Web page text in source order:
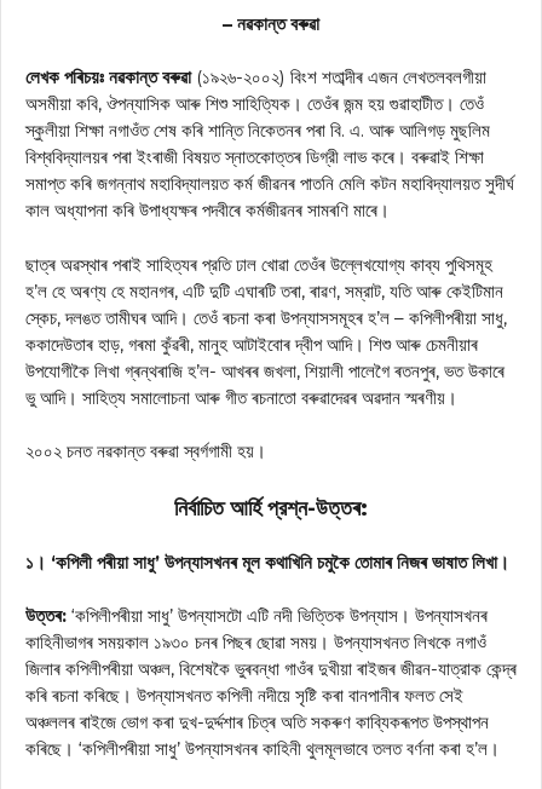
– নৱকান্ত বৰুৱা
লেখক পৰিচয়ঃ নৱকান্ত বৰুৱা(১৯২৬-২০০২) বিংশ শতাব্দীৰ এজন লেখতলবলগীয়া
অসমীয়া কবি, ঔপন্যাসিক আৰু শিশু সাহিত্যিক। তেওঁৰ জন্ম হয় গুৱাহাটীত। তেওঁ
স্কুলীয়া শিক্ষা নগাওঁত শেষ কৰি শান্তি নিকেতনৰ পৰা বি. এ. আৰু আলিগড় মুছলিম
বিশ্ববিদ্যালয়ৰ পৰা ইংৰাজী বিষয়ত স্নাতকোত্তৰ ডিগ্রী লাভ কৰে। বৰুৱাই শিক্ষা
সমাপ্ত কৰি জগন্নাথ মহাবিদ্যালয়ত কর্ম জীৱনৰ পাতনি মেলি কটন মহাবিদ্যালয়ত সুদীর্ঘ
কাল অধ্যাপনা কৰি উপাধ্যক্ষৰ পদবীৰে কৰ্মজীৱনৰ সামৰণি মাৰে।
ছাত্ৰ অৱস্থাৰ পৰাই সাহিত্যৰ প্রতি ঢাল খোৱা তেওঁৰ উল্লেখযোগ্য কাব্য পুথিসমূহ
হ’ল হে অৰণ্য হে মহানগৰ, এটি দুটি এঘাৰটি তৰা, ৰাৱণ, সম্রাট, যতি আৰু কেইটিমান
স্কেচ, দলঙত তামীঘৰ আদি। তেওঁ ৰচনা কৰা উপন্যাসসমূহৰ হ’ল – কপিলীপৰীয়া সাধু,
ককাদেউতাৰ হাড়, গৰমা কুঁৱৰী, মানুহ আটাইবোৰ দ্বীপ আদি। শিশু আৰু চেমনীয়াৰ
উপযোগীকৈ লিখা গ্ৰন্থৰাজি হ’ল- আখৰৰ জখলা, শিয়ালী পালেগৈ ৰতনপুৰ, ভত উকাৰে
ভু আদি। সাহিত্য সমালোচনা আৰু গীত ৰচনাতো বৰুৱাদেৱৰ অৱদান স্মৰণীয়।
২০০২ চনত নৱকান্ত বৰুৱা স্বর্গগামী হয়।
নির্বাচিত আর্হি প্রশ্ন-উত্তৰ:
১। ‘কপিলী পৰীয়া সাধু’ উপন্যাসখনৰ মূল কথাখিনি চমুকৈ তোমাৰ নিজৰ ভাষাত লিখা।
উত্তৰ: ‘কপিলীপৰীয়া সাধু’ উপন্যাসটো এটি নদী ভিত্তিক উপন্যাস। উপন্যাসখনৰ
কাহিনীভাগৰ সময়কাল ১৯৩০ চনৰ পিছৰ ছোৱা সময়। উপন্যাসখনত লিখকে নগাওঁ
জিলাৰ কপিলীপৰীয়া অঞ্চল, বিশেষকৈ ভুৰবন্ধা গাওঁৰ দুখীয়া ৰাইজৰ জীৱন-যাত্রাক কেন্দ্ৰ
কৰি ৰচনা কৰিছে। উপন্যাসখনত কপিলী নদীয়ে সৃষ্টি কৰা বানপানীৰ ফলত সেই
অঞ্চললৰ ৰাইজে ভোগ কৰা দুখ-দুৰ্দ্দশাৰ চিত্ৰ অতি সকৰুণ কাব্যিকৰূপত উপস্থাপন
কৰিছে। ‘কপিলীপৰীয়া সাধু’ উপন্যাসখনৰ কাহিনী থুলমূলভাবে তলত বর্ণনা কৰা হ’ল।